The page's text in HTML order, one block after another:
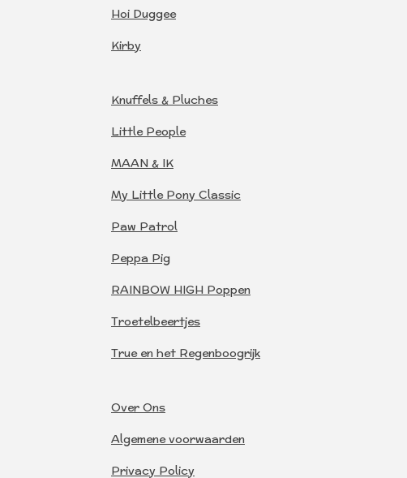
Hoi Duggee
Kirby
Knuffels & Pluches
Little People
MAAN & IK
My Little Pony Classic
Paw Patrol
Peppa Pig
RAINBOW HIGH Poppen
Troetelbeertjes
True en het Regenboogrijk
Over Ons
Algemene voorwaarden
Privacy Policy